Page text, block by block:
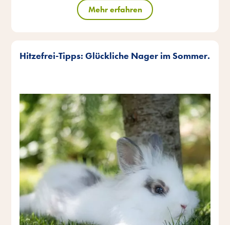
Mehr erfahren
Hitzefrei-Tipps: Glückliche Nager im Sommer.